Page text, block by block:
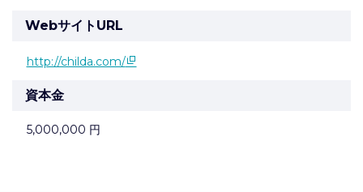
WebサイトURL
http://childa.com/
資本金
5,000,000 円